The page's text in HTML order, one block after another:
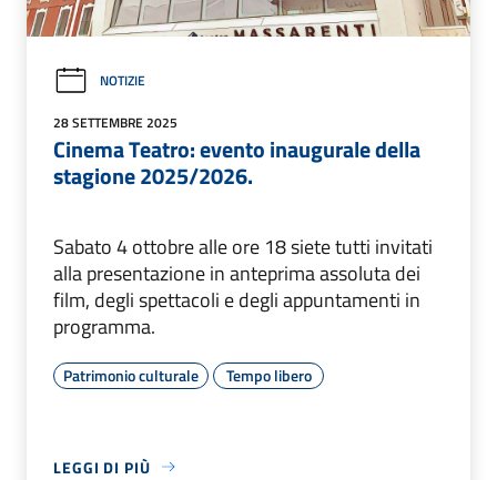
NOTIZIE
28 SETTEMBRE 2025
Cinema Teatro: evento inaugurale della
stagione 2025/2026.
Sabato 4 ottobre alle ore 18 siete tutti invitati
alla presentazione in anteprima assoluta dei
film, degli spettacoli e degli appuntamenti in
programma.
Patrimonio culturale Tempo libero
LEGGI DI PIÙ